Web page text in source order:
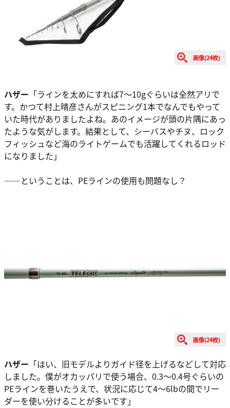
画像(24枚)
ハザー 「ラインを太めにすれば7～10gぐらいは全然アリで
す。かつて村上晴彦さんがスピニング1本でなんでもやって
いた時代がありましたよね。あのイメージが頭の片隅にあっ
たような気がします。結果として、シーバスやチヌ、ロック
フィッシュなど海のライトゲームでも活躍してくれるロッド
になりました」
――ということは、PEラインの使用も問題なし？
画像(24枚)
ハザー 「はい、旧モデルよりガイド径を上げるなどして対応
しました。僕がオカッパリで使う場合、0.3～0.4号ぐらいの
PEラインを巻いたうえで、状況に応じて4～6lbの間でリー
ダーを使い分けることが多いです」